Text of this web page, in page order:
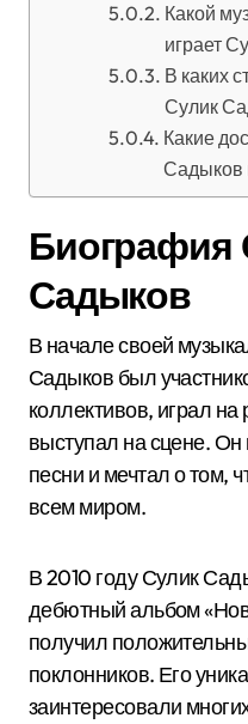
Какой
играет
В каких
Сулик
Какие
Садыков
Биография
Садыков
В начале своей
Садыков был
коллективов, играл
выступал на сцене.
песни и мечтал о том,
всем миром.
В 2010 году Сулик
дебютный альбом
получил
поклонников. Его
заинтересовали